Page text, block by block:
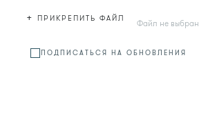
+ ПРИКРЕПИТЬ ФАЙЛ Файл не выбран
ПОДПИСАТЬСЯ НА ОБНОВЛЕНИЯ